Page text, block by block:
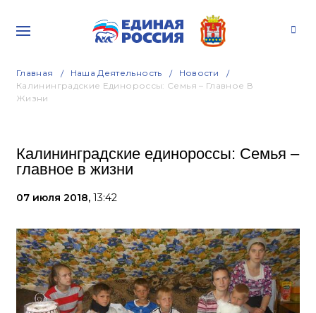
Главная Наша Деятельность
Новости
Калининградские Единороссы: Семья – Главное В
Жизни
Калининградские единороссы: Семья –
главное в жизни
07 июля 2018, 13:42